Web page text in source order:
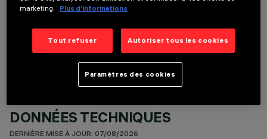
COMPOSANTS OPTIONNELS
DONNÉES TECHNIQUES
DERNIÈRE MISE À JOUR: 07/08/2026
marketing.
Plus d’informations
Tout refuser Autoriser tous les cookies
Paramètres des cookies